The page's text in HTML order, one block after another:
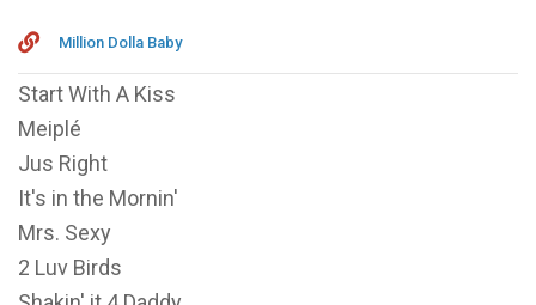
Million Dolla Baby
Start With A Kiss
Meiplé
Jus Right
It's in the Mornin'
Mrs. Sexy
2 Luv Birds